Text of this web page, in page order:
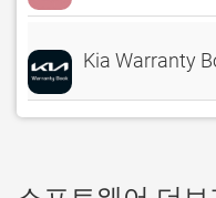
Kia Warranty